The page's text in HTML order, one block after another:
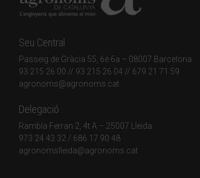
Seu Central
Passeig de Gràcia 55, 6è 6a – 08007 Barcelona
93 215 26 00 // 93 215 26 04 // 679 21 71 59
agronoms@agronoms.cat
Delegació
Rambla Ferran 2, 4t A – 25007 Lleida
973 24 43 32 / 686 17 90 48
agronomslleida@agronoms.cat